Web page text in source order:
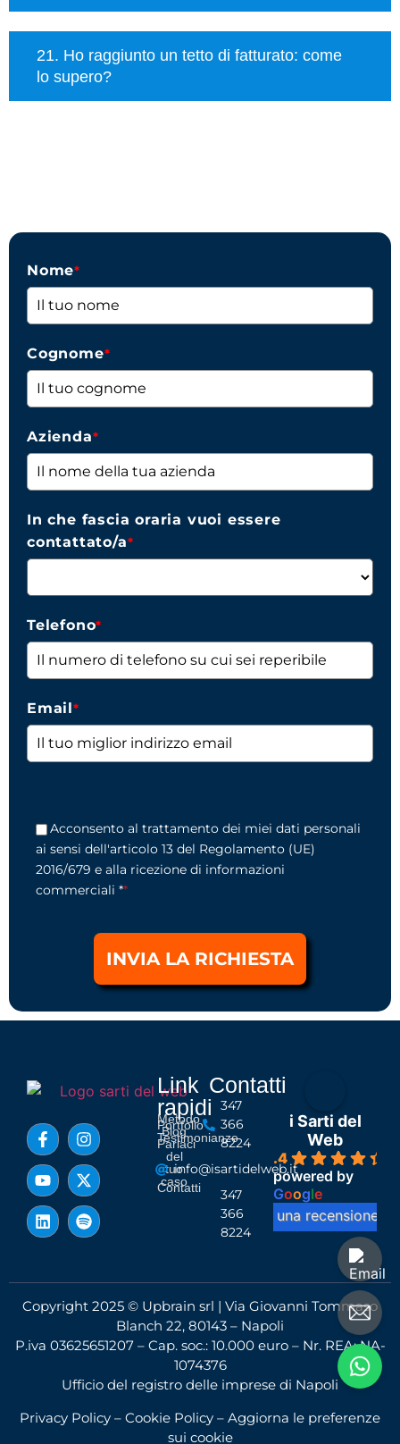
21. Ho raggiunto un tetto di fatturato: come
lo supero?
Nome*
Cognome*
Azienda*
In che fascia oraria vuoi essere
contattato/a*
Telefono*
Email*
Acconsento al trattamento dei miei dati personali
ai sensi dell'articolo 13 del Regolamento (UE)
2016/679 e alla ricezione di informazioni
commerciali **
INVIA LA RICHIESTA
Link
rapidi
Metodo
Portfolio
Blog
Testimonianze
Parlaci
del
tuo
caso
Contatti
Contatti
347
366
8224
info@isartidelweb.it
347
366
8224
i Sarti del
Web
4.4
powered by
Google
lascia una recensione su
Copyright 2025 © Upbrain srl | Via Giovanni Tommaso
Blanch 22, 80143 – Napoli
P.iva 03625651207 – Cap. soc.: 10.000 euro – Nr. REA: NA-
1074376
Ufficio del registro delle imprese di Napoli
Privacy Policy – Cookie Policy – Aggiorna le preferenze
sui cookie